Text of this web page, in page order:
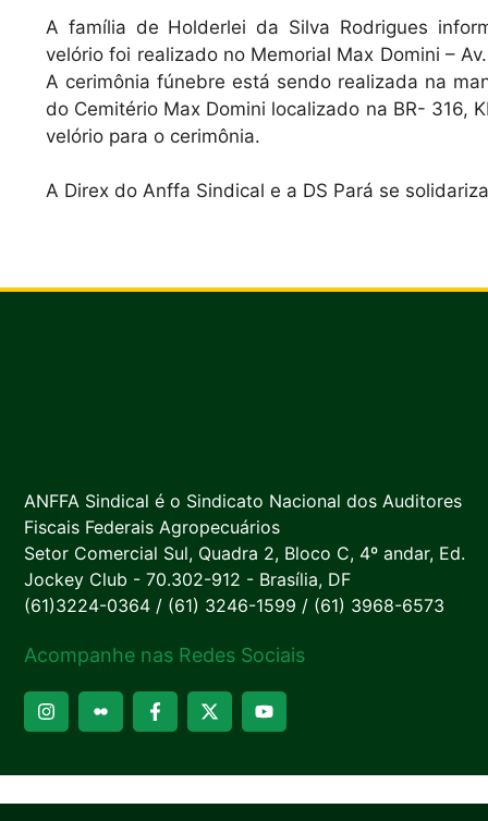
A
p
p
b
o
o
k
A família de Holderlei da Silva Rodrigues
velório foi realizado no Memorial Max Domini –
A cerimônia fúnebre está sendo realizada na
do Cemitério Max Domini localizado na BR- 316,
velório para o cerimônia.
A Direx do Anffa Sindical e a DS Pará se
ANFFA Sindical é o Sindicato Nacional dos Auditores
Fiscais Federais Agropecuários
Setor Comercial Sul, Quadra 2, Bloco C, 4º andar, Ed.
Jockey Club - 70.302-912 - Brasília, DF
(61)3224-0364 / (61) 3246-1599 / (61) 3968-6573
Acompanhe nas Redes Sociais